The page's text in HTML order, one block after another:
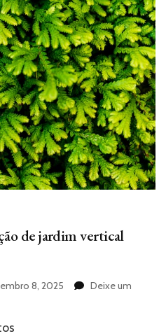
de jardim vertical
8, 2025
Deixe um